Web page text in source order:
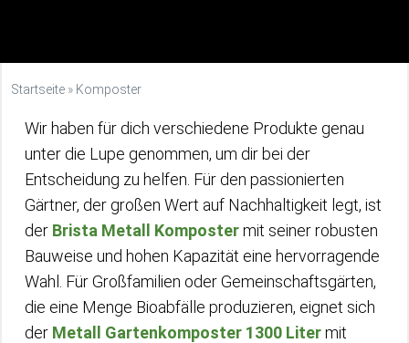
Startseite » Komposter
Wir haben für dich verschiedene Produkte genau
unter die Lupe genommen, um dir bei der
Entscheidung zu helfen. Für den passionierten
Gärtner, der großen Wert auf Nachhaltigkeit legt, ist
der Brista Metall Kompostermit seiner robusten
Bauweise und hohen Kapazität eine hervorragende
Wahl. Für Großfamilien oder Gemeinschaftsgärten,
die eine Menge Bioabfälle produzieren, eignet sich
der Metall Gartenkomposter 1300 Litermit